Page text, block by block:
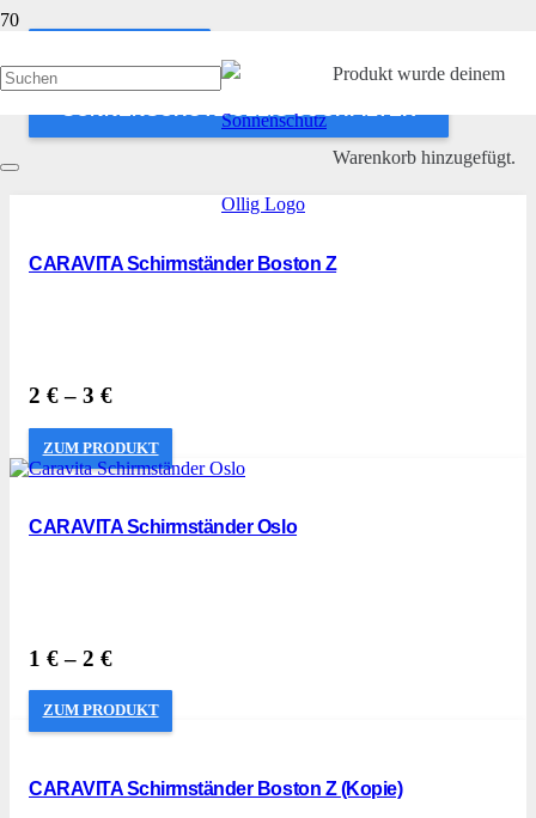
Produktwurde deinem
Warenkorb hinzugefügt.
SONNENSCHUTZ OLLIG SUCHFILTER
CARAVITA Schirmständer Boston Z
2 €– 3 €
ZUM PRODUKT
CARAVITA Schirmständer Oslo
1 €– 2 €
ZUM PRODUKT
CARAVITA Schirmständer Boston Z (Kopie)